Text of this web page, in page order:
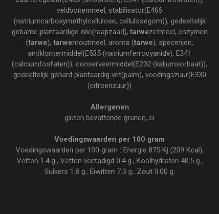
veldbonenmeel, stabilisator(E466
(natriumcarboxymethylcellulose, cellulosegom)), gedeeltelijk
geharde plantaardige olie(raapzaad), tarwezetmeel, enzymen
(tarwe), tarwemoutmeel, aroma (tarwe), specerijen,
antiklontermiddel(E535 (natriumferrocyanide), E341
(calciumfosfaten)), conserveermiddel(E202 (kaliumsorbaat)),
gedeeltelijk gehard plantaardig vet(palm), voedingszuur(E330
(citroenzuur))
Allergenen
gluten bevattende granen, ei
Voedingswaarden per 100 gram
Voedingswaarden per 100 gram : Energie 875 Kj (209 Kcal),
Vetten 1.4 g., Vetten verzadigd 0.4 g., Koolhydraten 40.5 g.,
Suikers 1.8 g., Eiwitten 7.3 g., Zout 0.00 g.